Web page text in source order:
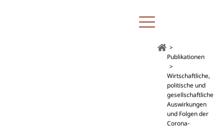
Publikationen
Wirtschaftliche,
politische und
gesellschaftliche
Auswirkungen
und Folgen der
Corona-